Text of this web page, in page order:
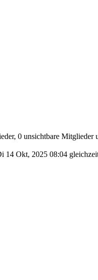
0 unsichtbare Mitglieder
14 Okt, 2025 08:04